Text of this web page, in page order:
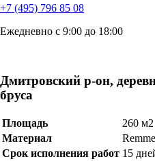
+7 (495) 796 85 08
Ежедневно с 9:00 до 18:00
Дмитровский р-он,
бруса
Площадь
260 м2
Материал
Срок исполнения работ 15